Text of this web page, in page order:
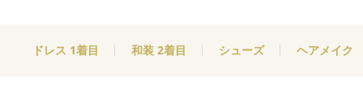
ドレス 1着目 和装 2着目 シューズ ヘアメイク